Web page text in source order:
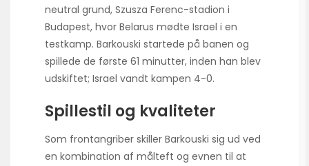
neutral grund, Szusza Ferenc-stadion i
Budapest, hvor Belarus mødte Israel i en
testkamp. Barkouski startede på banen og
spillede de første 61 minutter, inden han blev
udskiftet; Israel vandt kampen 4-0.
Spillestil og kvaliteter
Som frontangriber skiller Barkouski sig ud ved
en kombination af målteft og evnen til at